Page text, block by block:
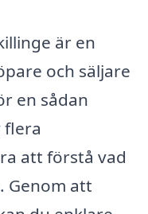
är en
och säljare
en sådan
flera
att förstå vad
Genom att